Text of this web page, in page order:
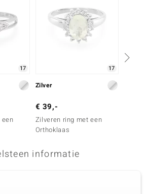
17 17
Zilver
€ 39,-
Zilveren ring met een
Orthoklaas
informatie